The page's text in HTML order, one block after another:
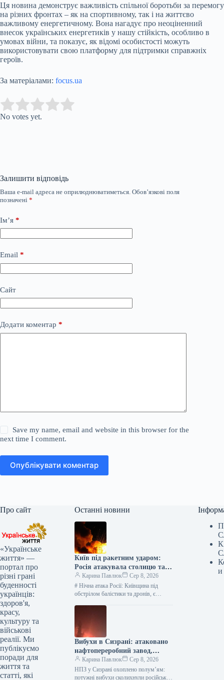
Ця новина демонструє важливість спільної боротьби за перемогу
на різних фронтах – як на спортивному, так і на життєво
важливому енергетичному. Вона нагадує про неоціненний
внесок українських енергетиків у нашу стійкість, особливо в
умовах війни, та показує, як відомі особистості можуть
використовувати свою платформу для підтримки справжніх
героїв.
За матеріалами: focus.ua
Rate this item:
No votes yet.
Залишити відповідь
Ваша e-mail адреса не оприлюднюватиметься. Обов’язкові поля
позначені *
Ім’я *
Email *
Сайт
Додати коментар *
Save my name, email and website in this browser for the
next time I comment.
Опублікувати коментар
Про сайт
«Українське
життя» —
портал про
різні грані
буденності
українців:
здоров'я,
красу,
культуру та
військові
реалії. Ми
публікуємо
поради для
життя та
статті, які
Останні новини
Київ під ракетним ударом:
Росія атакувала столицю та
область, є жертви —
найсвіжіші подробиці
Карина Павлюк
Сер 8, 2026
# Нічна атака Росії: Київщина під
обстрілом балістики та дронів, є
Вибухи в Сизрані: атаковано
нафтопереробний завод,
розпочалася пожежа
Карина Павлюк
Сер 8, 2026
НПЗ у Сизрані охоплено полум’ям:
потужні вибухи сколихнули російське
и